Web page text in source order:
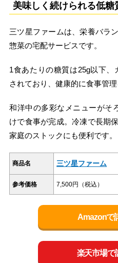
美味しく続けられる低
三ツ星ファームは、栄養バラ
惣菜の宅配サービスです。
1食あたりの糖質は25g以下、
されており、健康的に食事管
和洋中の多彩なメニューがそ
けで食事が完成。冷凍で長期
家庭のストックにも便利です。
商品名 三ツ星ファーム
参考価格 7,500円（税込）
Amazonで
楽天市場で